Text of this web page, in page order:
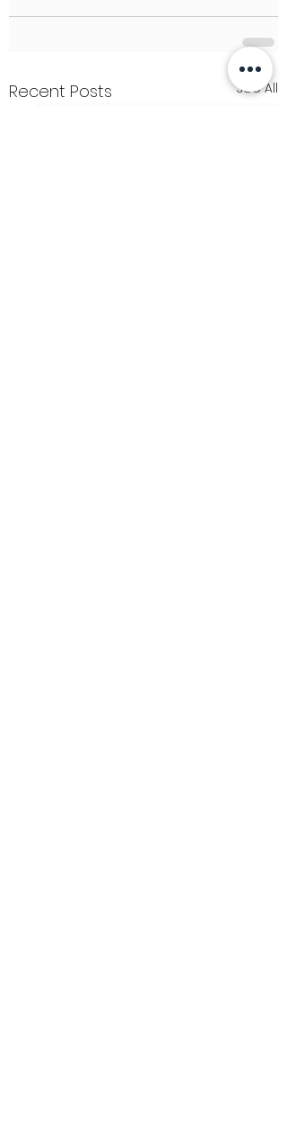
Recent Posts See All